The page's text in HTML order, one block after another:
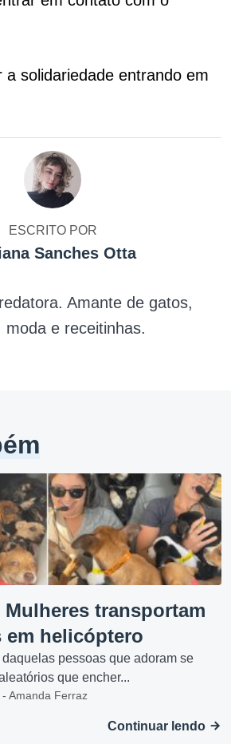
a solidariedade entrando em
ESCRITO POR
Sanches Otta
Amante de gatos,
moda e receitinhas.
Mulheres transportam
em helicóptero
pessoas que adoram se
que encher...
Amanda Ferraz
Continuar lendo